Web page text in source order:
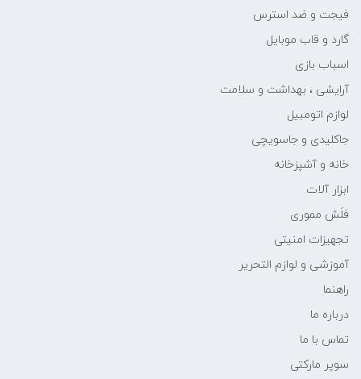
فیجت و ضد استرس
گارد و قاب موبایل
اسباب بازی
آرایشی ، بهداشت و سلامت
لوازم اتومبیل
جاکلیدی و جاسویچی
خانه و آشپزخانه
ابزار آلات
فلَش مموری
تجهیزات امنیتی
آموزشی و لوازم التحریر
راهنما
درباره ما
تماس با ما
سوپر مارکتی